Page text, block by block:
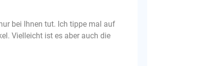
bei Ihnen tut. Ich tippe mal auf
Vielleicht ist es aber auch die